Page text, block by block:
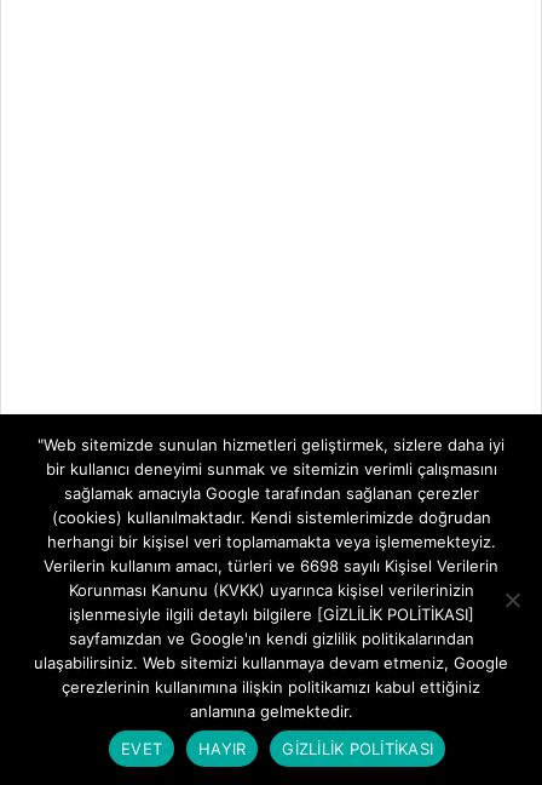
"Web sitemizde sunulan hizmetleri geliştirmek, sizlere daha iyi
bir kullanıcı deneyimi sunmak ve sitemizin verimli çalışmasını
sağlamak amacıyla Google tarafından sağlanan çerezler
(cookies) kullanılmaktadır. Kendi sistemlerimizde doğrudan
herhangi bir kişisel veri toplamamakta veya işlememekteyiz.
Verilerin kullanım amacı, türleri ve 6698 sayılı Kişisel Verilerin
Korunması Kanunu (KVKK) uyarınca kişisel verilerinizin
işlenmesiyle ilgili detaylı bilgilere [GİZLİLİK POLİTİKASI]
sayfamızdan ve Google'ın kendi gizlilik politikalarından
ulaşabilirsiniz. Web sitemizi kullanmaya devam etmeniz, Google
çerezlerinin kullanımına ilişkin politikamızı kabul ettiğiniz
anlamına gelmektedir.
EVET
HAYIR GİZLİLİK POLİTİKASI